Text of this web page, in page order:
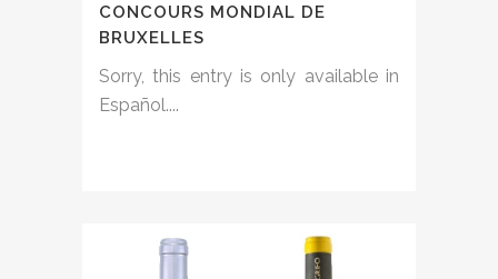
CONCOURS MONDIAL DE
BRUXELLES
Sorry, this entry is only available in
Español....